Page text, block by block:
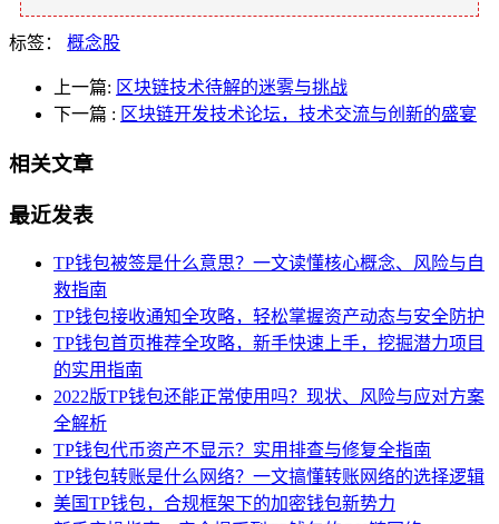
标签： 概念股
上一篇: 区块链技术待解的迷雾与挑战
下一篇 : 区块链开发技术论坛，技术交流与创新的盛宴
相关文章
最近发表
TP钱包被签是什么意思？一文读懂核心概念、风险与自
救指南
TP钱包接收通知全攻略，轻松掌握资产动态与安全防护
TP钱包首页推荐全攻略，新手快速上手，挖掘潜力项目
的实用指南
2022版TP钱包还能正常使用吗？现状、风险与应对方案
全解析
TP钱包代币资产不显示？实用排查与修复全指南
TP钱包转账是什么网络？一文搞懂转账网络的选择逻辑
美国TP钱包，合规框架下的加密钱包新势力